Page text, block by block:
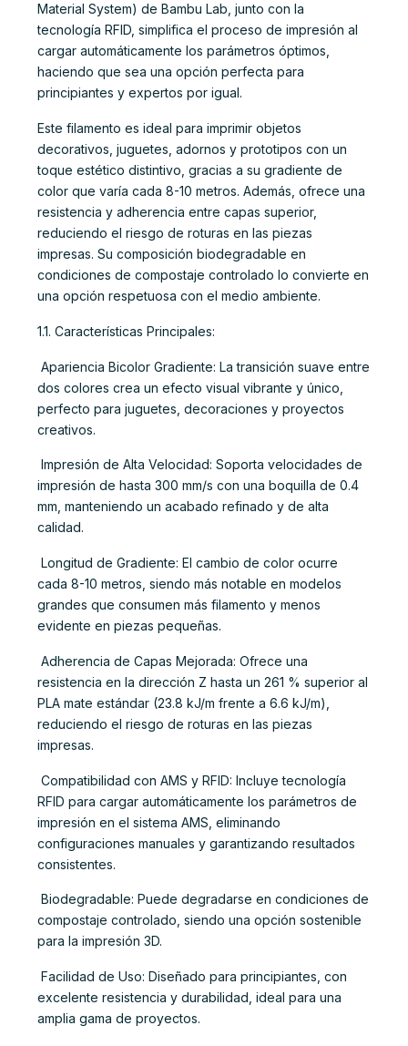
Material System) de Bambu Lab, junto con la
tecnología RFID, simplifica el proceso de impresión al
cargar automáticamente los parámetros óptimos,
haciendo que sea una opción perfecta para
principiantes y expertos por igual.
Este filamento es ideal para imprimir objetos
decorativos, juguetes, adornos y prototipos con un
toque estético distintivo, gracias a su gradiente de
color que varía cada 8-10 metros. Además, ofrece una
resistencia y adherencia entre capas superior,
reduciendo el riesgo de roturas en las piezas
impresas. Su composición biodegradable en
condiciones de compostaje controlado lo convierte en
una opción respetuosa con el medio ambiente.
1.1. Características Principales:
 Apariencia Bicolor Gradiente: La transición suave entre
dos colores crea un efecto visual vibrante y único,
perfecto para juguetes, decoraciones y proyectos
creativos.
 Impresión de Alta Velocidad: Soporta velocidades de
impresión de hasta 300 mm/s con una boquilla de 0.4
mm, manteniendo un acabado refinado y de alta
calidad.
 Longitud de Gradiente: El cambio de color ocurre
cada 8-10 metros, siendo más notable en modelos
grandes que consumen más filamento y menos
evidente en piezas pequeñas.
 Adherencia de Capas Mejorada: Ofrece una
resistencia en la dirección Z hasta un 261 % superior al
PLA mate estándar (23.8 kJ/m frente a 6.6 kJ/m),
reduciendo el riesgo de roturas en las piezas
impresas.
 Compatibilidad con AMS y RFID: Incluye tecnología
RFID para cargar automáticamente los parámetros de
impresión en el sistema AMS, eliminando
configuraciones manuales y garantizando resultados
consistentes.
 Biodegradable: Puede degradarse en condiciones de
compostaje controlado, siendo una opción sostenible
para la impresión 3D.
 Facilidad de Uso: Diseñado para principiantes, con
excelente resistencia y durabilidad, ideal para una
amplia gama de proyectos.